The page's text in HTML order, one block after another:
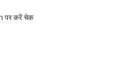
पर करें चेक